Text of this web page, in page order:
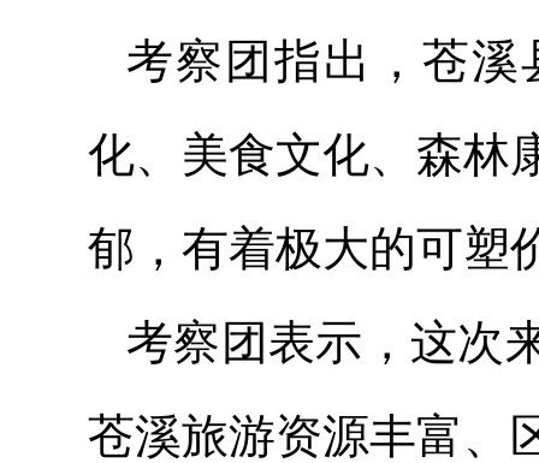
考察团指出，苍
化、美食文化、森林
郁，有着极大的可塑
考察团表示，这次
苍溪旅游资源丰富、